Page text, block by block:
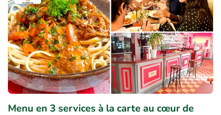
Menu en 3 services à la carte au cœur de